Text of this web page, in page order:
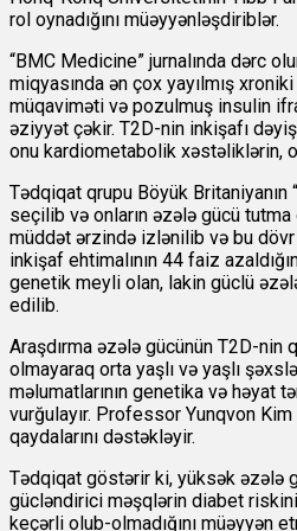
rol oynadığını müəyyənləşdiriblər.
“BMC Medicine” jurnalında dərc
miqyasında ən çox yayılmış
müqaviməti və pozulmuş insulin
əziyyət çəkir. T2D-nin inkişafı
onu kardiometabolik xəstəliklərin, o
Tədqiqat qrupu Böyük
seçilib və onların əzələ gücü
müddət ərzində izlənilib və bu
inkişaf ehtimalının 44 faiz
genetik meyli olan, lakin güclü
edilib.
Araşdırma əzələ gücünün T2D-nin
olmayaraq orta yaşlı və yaşlı
məlumatlarının genetika və həyat
vurğulayır. Professor Yunqvon
qaydalarını dəstəkləyir.
Tədqiqat göstərir ki, yüksək əzələ
gücləndirici məşqlərin diabet
keçərli olub-olmadığını müəyyən